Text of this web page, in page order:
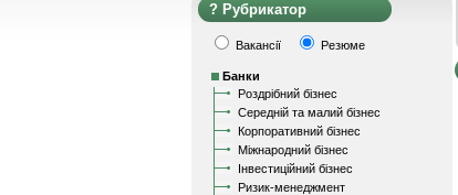
Рубрикатор
Вакансії Резюме
Банки
Роздрібний бізнес
Середній та малий бізнес
Корпоративний бізнес
Міжнародний бізнес
Інвестиційний бізнес
Ризик-менеджмент